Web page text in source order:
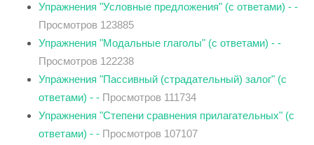
Упражнения "Условные предложения" (с ответами) - -
Просмотров 123885
Упражнения "Модальные глаголы" (с ответами) - -
Просмотров 122238
Упражнения "Пассивный (страдательный) залог" (с
ответами) - - Просмотров 111734
Упражнения "Степени сравнения прилагательных" (с
ответами) - - Просмотров 107107